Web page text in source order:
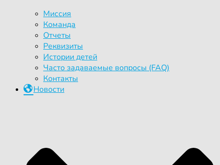
Миссия
Команда
Отчеты
Реквизиты
Истории детей
Часто задаваемые вопросы (FAQ)
Контакты
Новости